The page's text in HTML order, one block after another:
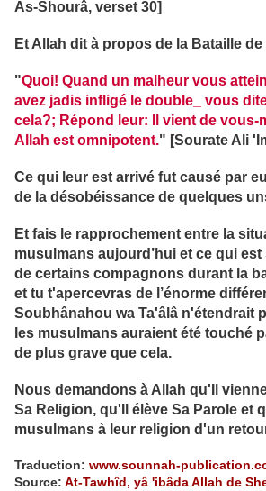
As-Shourâ, verset 30]
Et Allah dit à propos de la Bataille
"Quoi! Quand un malheur vous
avez jadis infligé le double_ vous
cela?; Répond leur: Il vient de vous-
Allah est omnipotent." [Sourate Ali
Ce qui leur est arrivé fut causé par
de la désobéissance de quelques
Et fais le rapprochement entre la
musulmans aujourd’hui et ce qui
de certains compagnons durant la
et tu t'apercevras de l’énorme
Soubhânahou wa Ta'âlâ n'étendrait
les musulmans auraient été touché
de plus grave que cela.
Nous demandons à Allah qu'Il
Sa Religion, qu'Il élève Sa Parole et
musulmans à leur religion d'un
Traduction: www.sounnah-
Source: At-Tawhîd, yâ 'ibâda Allah de